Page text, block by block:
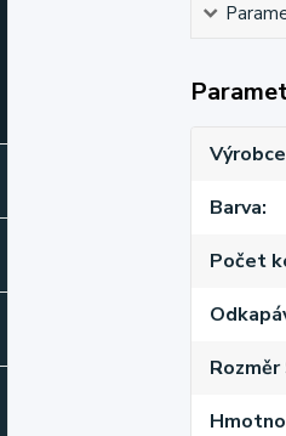
Výrobce
Barva
Počet
Rozměr